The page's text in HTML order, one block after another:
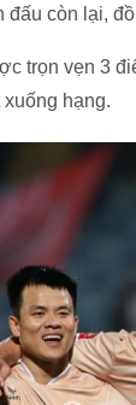
đấu còn lại,
trọn vẹn 3
hạng.